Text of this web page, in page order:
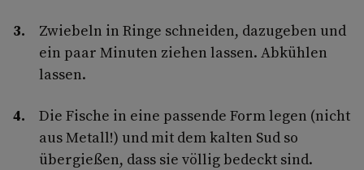
Zwiebeln in Ringe schneiden, dazugeben und
ein paar Minuten ziehen lassen. Abkühlen
lassen.
Die Fische in eine passende Form legen (nicht
aus Metall!) und mit dem kalten Sud so
übergießen, dass sie völlig bedeckt sind.